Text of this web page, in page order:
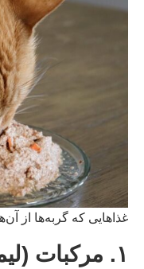
غذاهایی که گربه‌ها از
۱. مرکبات (لیمو، پرتقال و نارنگی)